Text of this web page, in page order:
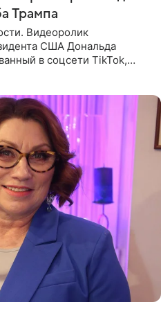
Трампа
Видеоролик
США Дональда
в соцсети TikTok,